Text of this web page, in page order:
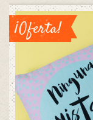
¡Oferta!